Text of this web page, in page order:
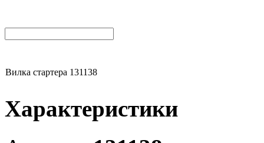
Вилка стартера 131138
Характеристики